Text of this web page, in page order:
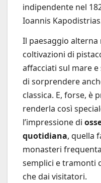
indipendente nel
Ioannis
Il paesaggio
coltivazioni di
affacciati sul mare
di sorprendere
classica. E, forse, è
renderla così
l’impressione di
quotidiana, quella
monasteri
semplici e tramonti
che dai visitatori.